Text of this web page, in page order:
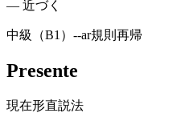
— 近づく
中級（B1） --ar規則 再帰
Presente
現在形直説法